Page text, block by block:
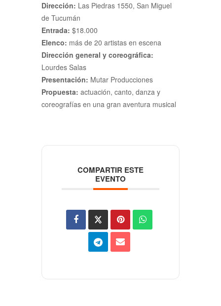
Dirección: Las Piedras 1550, San Miguel
de Tucumán
Entrada: $18.000
Elenco: más de 20 artistas en escena
Dirección general y coreográfica:
Lourdes Salas
Presentación: Mutar Producciones
Propuesta: actuación, canto, danza y
coreografías en una gran aventura musical
COMPARTIR ESTE
EVENTO